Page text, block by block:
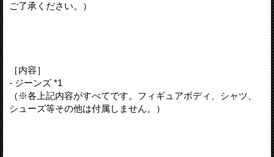
ご了承ください。）
［内容］
- ジーンズ *1
（※各上記内容がすべてです。フィギュアボディ、シャツ、
シューズ等その他は付属しません。）